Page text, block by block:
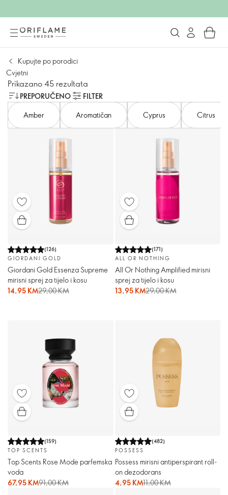
Kupujte po porodici
Cvjetni
Prikazano 45 rezultata
PREPORUČENO
FILTER
Amber
Aromatičan Cyprus Citrus
(126)
GIORDANI GOLD
Giordani Gold Essenza Supreme
mirisni sprej za tijelo i kosu
14,95 KM29,00 KM
(171)
ALL OR NOTHING
All Or Nothing Amplified mirisni
sprej za tijelo i kosu
13,95 KM29,00 KM
(159)
TOP SCENTS
Top Scents Rose Mode parfemska
voda
67,95 KM91,00 KM
(482)
POSSESS
Possess mirisni antiperspirant roll-
on dezodorans
4,95 KM11,00 KM